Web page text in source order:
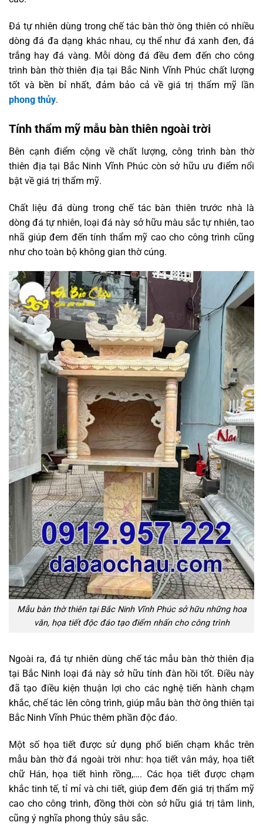
Đá tự nhiên dùng trong chế tác bàn thờ ông thiên có nhiều
dòng đá đa dạng khác nhau, cụ thể như đá xanh đen, đá
trắng hay đá vàng. Mỗi dòng đá đều đem đến cho công
trình bàn thờ thiên địa tại Bắc Ninh Vĩnh Phúc chất lượng
tốt và bền bỉ nhất, đảm bảo cả về giá trị thẩm mỹ lần
phong thủy.
Tính thẩm mỹ mẫu bàn thiên ngoài trời
Bên cạnh điểm cộng về chất lượng, công trình bàn thờ
thiên địa tại Bắc Ninh Vĩnh Phúc còn sở hữu ưu điểm nổi
bật về giá trị thẩm mỹ.
Chất liệu đá dùng trong chế tác bàn thiên trước nhà là
dòng đá tự nhiên, loại đá này sở hữu màu sắc tự nhiên, tao
nhã giúp đem đến tính thẩm mỹ cao cho công trình cũng
như cho toàn bộ không gian thờ cúng.
Mẫu bàn thờ thiên tại Bắc Ninh Vĩnh Phúc sở hữu những hoa
văn, họa tiết độc đáo tạo điểm nhấn cho công trình
Ngoài ra, đá tự nhiên dùng chế tác mẫu bàn thờ thiên địa
tại Bắc Ninh loại đá này sở hữu tính đàn hồi tốt. Điều này
đã tạo điều kiện thuận lợi cho các nghệ tiến hành chạm
khắc, chế tác lên công trình, giúp mẫu bàn thờ ông thiên tại
Bắc Ninh Vĩnh Phúc thêm phần độc đáo.
Một số họa tiết được sử dụng phổ biến chạm khắc trên
mẫu bàn thờ đá ngoài trời như: họa tiết vân mây, họa tiết
chữ Hán, họa tiết hình rồng,…. Các họa tiết được chạm
khắc tinh tế, tỉ mỉ và chi tiết, giúp đem đến giá trị thẩm mỹ
cao cho công trình, đồng thời còn sở hữu giá trị tâm linh,
cũng ý nghĩa phong thủy sâu sắc.